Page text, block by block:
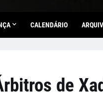
CALENDÁRIO
de